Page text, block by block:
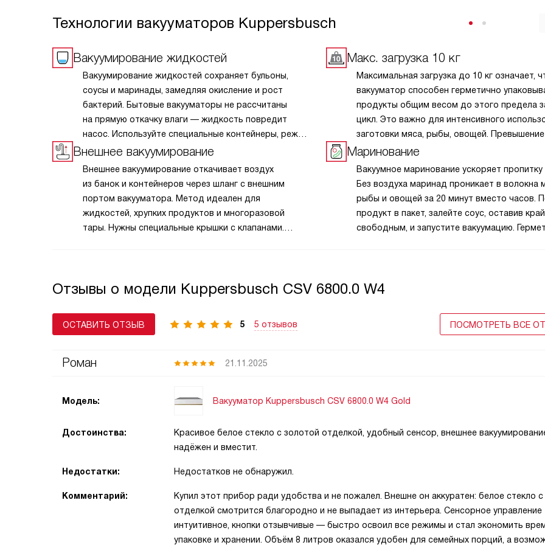
Технологии вакууматоров Kuppersbusch
Вакуумирование жидкостей
Вакуумирование жидкостей сохраняет бульоны,
соусы и маринады, замедляя окисление и рост
бактерий. Бытовые вакууматоры не рассчитаны
на прямую откачку влаги — жидкость повредит
насос. Используйте специальные контейнеры, режим
«Soft» или предварительно заморозьте продукт.
Внешнее вакуумирование
Внешнее вакуумирование откачивает воздух
из банок и контейнеров через шланг с внешним
портом вакууматора. Метод идеален для
жидкостей, хрупких продуктов и многоразовой
тары. Нужны специальные крышки с клапанами.
в холодильнике. Подходит для маринадов, сыпучих
герметичность крышек и следуйте инструкции,
чтобы техника служила долго.
Макс. загрузка 10 кг
Максимальная загрузка до 10 кг означает,
вакууматор способен герметично
продукты общим весом до этого предела
цикл. Это важно для интенсивного
заготовки мяса, рыбы, овощей. Превышение
нагрузки ведёт к перегреву мотора,
Маринование
Вакуумное маринование ускоряет пропитку
Без воздуха маринад проникает в волокна
рыбы и овощей за 20 минут вместо часов.
продукт в пакет, залейте соус, оставив край
свободным, и запустите вакуумацию.
пакеты, не перегружайте их и охлаждайте
сочность и раскрывает вкус блюд.
Отзывы о модели Kuppersbusch CSV 6800.0 W4
5 5 отзывов
ОСТАВИТЬ ОТЗЫВ ПОСМОТРЕТЬ ВСЕ
Роман 21.11.2025
Модель: Вакууматор Kuppersbusch CSV 6800.0 W4 Gold
Достоинства:
Красивое белое стекло с золотой отделкой, удобный сенсор, внешнее
надёжен и вместит.
Недостатки: Недостатков не обнаружил.
Комментарий:
Купил этот прибор ради удобства и не пожалел. Внешне он аккуратен: белое стекло
отделкой смотрится благородно и не выпадает из интерьера. Сенсорное управление
интуитивное, кнопки отзывчивые — быстро освоил все режимы и стал экономить
упаковке и хранении. Объём 8 литров оказался удобен для семейных порций, а